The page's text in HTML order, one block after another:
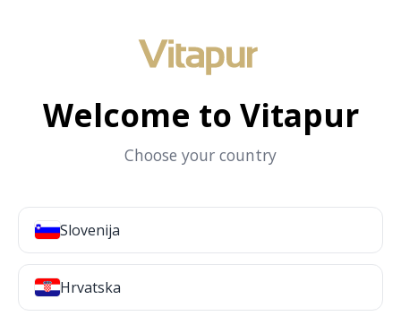
Welcome to Vitapur
Choose your country
Slovenija
Hrvatska